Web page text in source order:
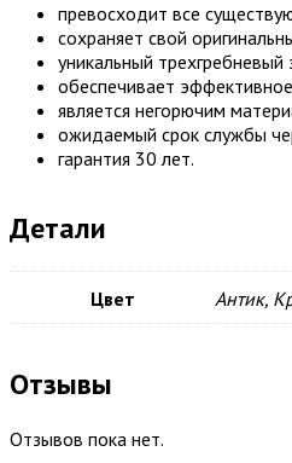
превосходит все
сохраняет свой
уникальный
обеспечивает
является негорючим
ожидаемый срок службы
гарантия 30 лет.
Детали
Цвет Антик,
Отзывы
Отзывов пока нет.